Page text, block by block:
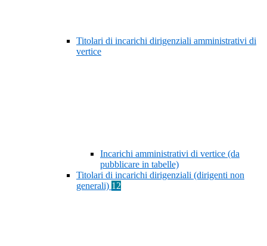
Titolari di incarichi dirigenziali amministrativi di
vertice
Incarichi amministrativi di vertice (da
pubblicare in tabelle)
Titolari di incarichi dirigenziali (dirigenti non
generali) 12